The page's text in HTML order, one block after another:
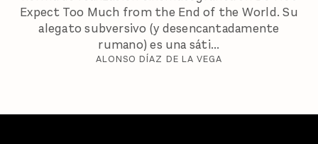
Expect Too Much from the End of the World. Su
alegato subversivo (y desencantadamente
rumano) es una sáti...
ALONSO DÍAZ DE LA VEGA